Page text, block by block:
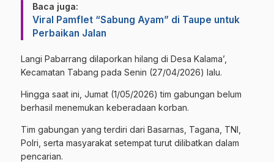
Baca juga:
Viral Pamflet “Sabung Ayam” di Taupe untuk
Perbaikan Jalan
Langi Pabarrang dilaporkan hilang di Desa Kalama’,
Kecamatan Tabang pada Senin (27/04/2026) lalu.
Hingga saat ini, Jumat (1/05/2026) tim gabungan belum
berhasil menemukan keberadaan korban.
Tim gabungan yang terdiri dari Basarnas, Tagana, TNI,
Polri, serta masyarakat setempat turut dilibatkan dalam
pencarian.